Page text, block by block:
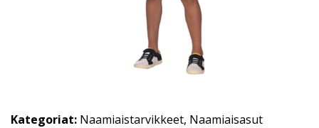
Kategoriat: Naamiaistarvikkeet, Naamiaisasut